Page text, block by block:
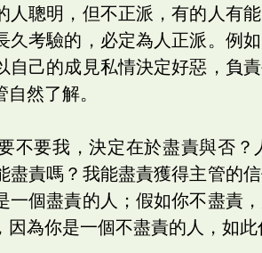
人聰明，但不正派，有的人有
久考驗的，必定為人正派。例
自己的成見私情決定好惡，負
然了解。
不要我，決定在於盡責與否
盡責嗎？我能盡責獲得主管的
一個盡責的人；假如你不盡責
為你是一個不盡責的人，如此